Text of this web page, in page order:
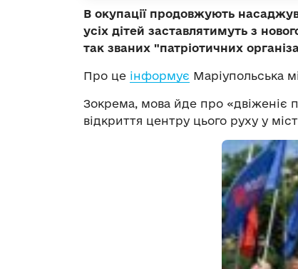
В окупації продовжують
усіх дітей заставлятимуть з
так званих "патріотичних
Про це інформує Маріупольська
Зокрема, мова йде про «двіженіє
відкриття центру цього руху у